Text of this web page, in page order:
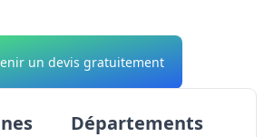
un devis gratuitement
Départements